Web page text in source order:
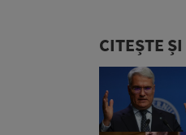
CITEȘTE ȘI